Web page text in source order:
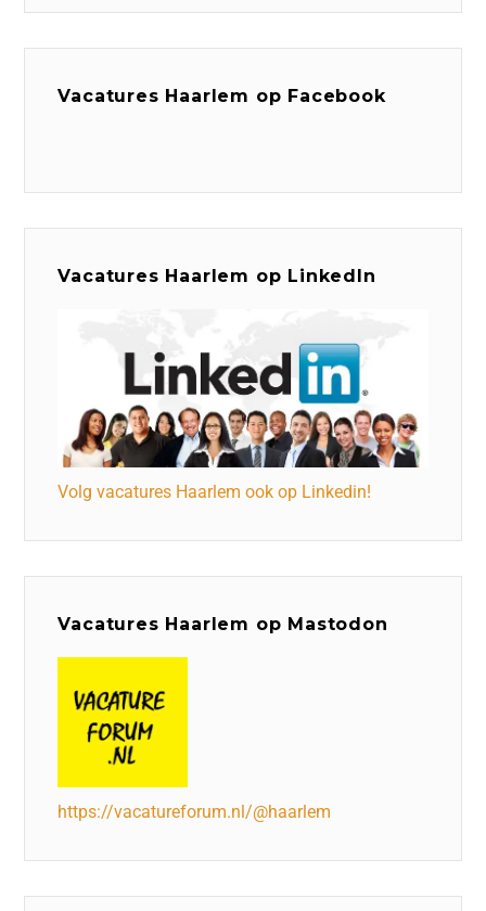
Vacatures Haarlem op Facebook
Vacatures Haarlem op LinkedIn
Volg vacatures Haarlem ook op Linkedin!
Vacatures Haarlem op Mastodon
https://vacatureforum.nl/@haarlem